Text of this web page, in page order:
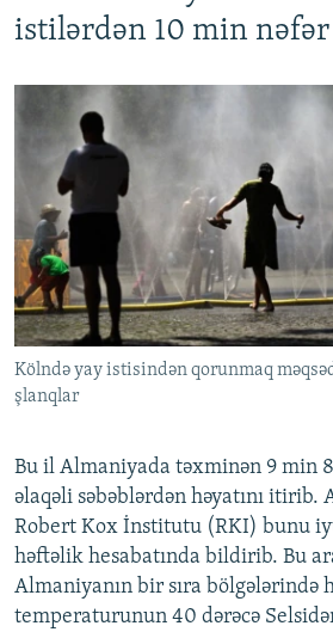
istilərdən 10 min
Kölndə yay istisindən qorunmaq
şlanqlar
Bu il Almaniyada təxminən 9 min
əlaqəli səbəblərdən həyatını itirib.
Robert Kox İnstitutu (RKI) bunu
həftəlik hesabatında bildirib. Bu
Almaniyanın bir sıra bölgələrində
temperaturunun 40 dərəcə